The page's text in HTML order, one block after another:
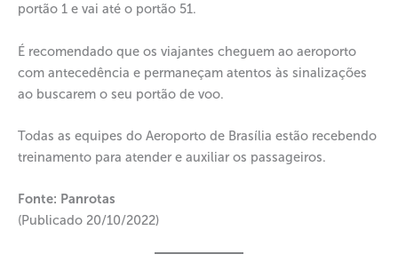
portão 1 e vai até o portão 51.
É recomendado que os viajantes cheguem ao aeroporto
com antecedência e permaneçam atentos às sinalizações
ao buscarem o seu portão de voo.
Todas as equipes do Aeroporto de Brasília estão recebendo
treinamento para atender e auxiliar os passageiros.
Fonte: Panrotas
(Publicado 20/10/2022)